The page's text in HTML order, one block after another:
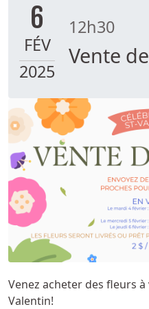
6
FÉV
2025
12h30
Vente
Venez acheter des fleurs
Valentin!